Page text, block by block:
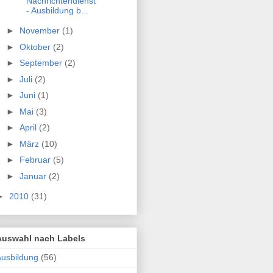
- Ausbildung b...
► November (1)
► Oktober (2)
► September (2)
► Juli (2)
► Juni (1)
► Mai (3)
► April (2)
► März (10)
► Februar (5)
► Januar (2)
2010 (31)
nach Labels
(56)